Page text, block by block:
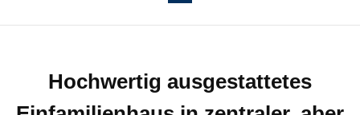
Hochwertig ausgestattetes